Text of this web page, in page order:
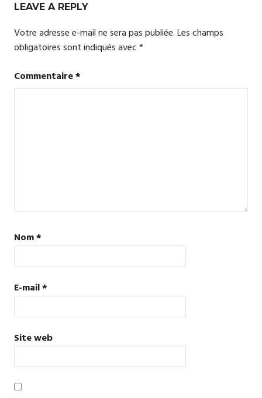
l’article
LEAVE A REPLY
Votre adresse e-mail ne sera pas publiée.Les champs
obligatoires sont indiqués avec*
Commentaire*
Nom*
E-mail*
Site web